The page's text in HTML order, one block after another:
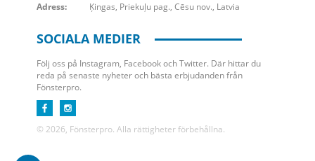
Adress:
Ķingas, Priekuļu pag., Cēsu nov., Latvia
SOCIALA MEDIER
Följ oss på Instagram, Facebook och Twitter. Där hittar du
reda på senaste nyheter och bästa erbjudanden från
Fönsterpro.
© 2026, Fönsterpro. Alla rättigheter förbehållna.